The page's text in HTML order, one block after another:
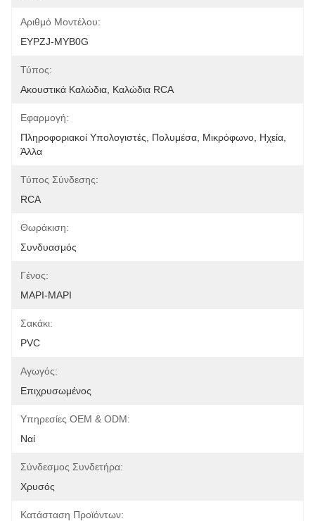
Αριθμό Μοντέλου:
EYPZJ-MYB0G
Τύπος:
Ακουστικά Καλώδια, Καλώδια RCA
Εφαρμογή:
Πληροφοριακοί Υπολογιστές, Πολυμέσα, Μικρόφωνο, Ηχεία,
Άλλα
Τύπος Σύνδεσης:
RCA
Θωράκιση:
Συνδυασμός
Γένος:
ΜΑΡΙ-ΜΑΡΙ
Σακάκι:
PVC
Αγωγός:
Επιχρυσωμένος
Υπηρεσίες OEM & ODM:
Ναί
Σύνδεσμος Συνδετήρα:
Χρυσός
Κατάσταση Προϊόντων: